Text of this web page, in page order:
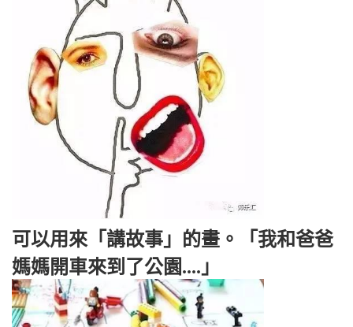
可以用來「講故事」的畫。「我和爸爸
媽媽開車來到了公園....」